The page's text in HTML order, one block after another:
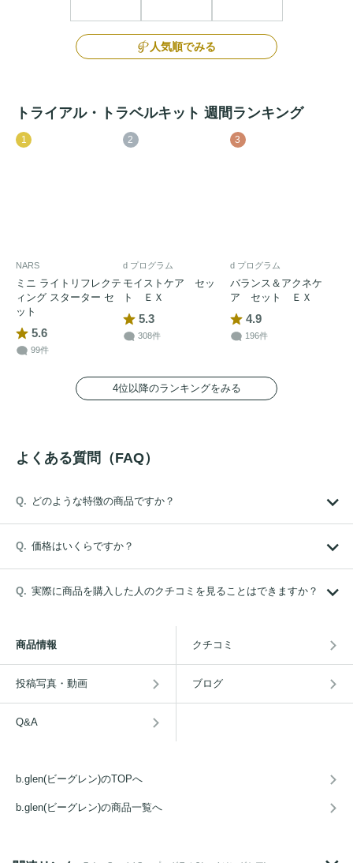
人気順でみる
トライアル・トラベルキット 週間ランキング
1
NARS
ミニ ライトリフレクテ
ィング スターター セ
ット
5.6
99件
2
d プログラム
モイストケア セッ
ト ＥＸ
5.3
308件
3
d プログラム
バランス＆アクネケ
ア セット ＥＸ
4.9
196件
4位以降のランキングをみる
よくある質問（FAQ）
どのような特徴の商品ですか？
価格はいくらですか？
実際に商品を購入した人のクチコミを見ることはできますか？
商品情報 クチコミ
投稿写真・動画 ブログ
Q&A
b.glen(ビーグレン)のTOPへ
b.glen(ビーグレン)の商品一覧へ